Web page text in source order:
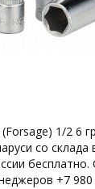
1/2 6
со склада
бесплатно.
+7 980